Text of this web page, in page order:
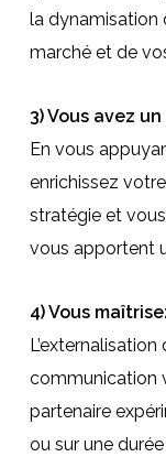
la dynamisation
marché et de
3) Vous avez
En vous
enrichissez
stratégie et
vous apportent
4) Vous
communication
partenaire
ou sur une